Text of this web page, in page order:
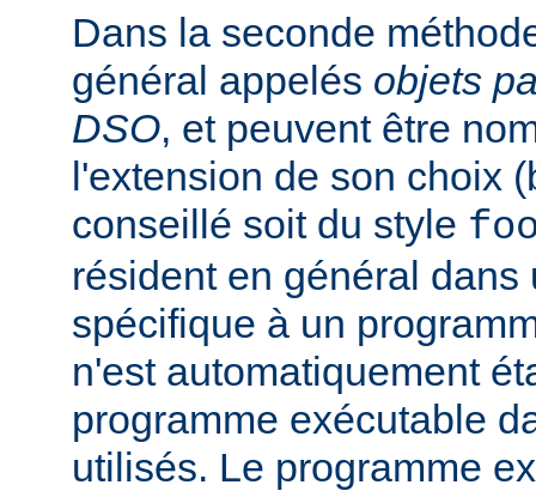
Dans la seconde
général appelés objets
DSO, et peuvent être
l'extension de son choix
conseillé soit du style
résident en général dans
spécifique à un
n'est automatiquement
programme exécutable
utilisés. Le programme